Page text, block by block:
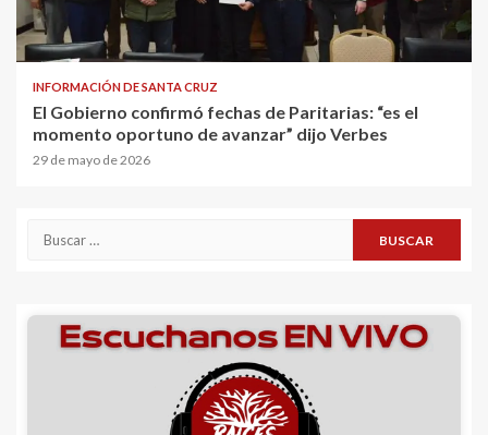
INFORMACIÓN DE SANTA CRUZ
El Gobierno confirmó fechas de Paritarias: “es el
momento oportuno de avanzar” dijo Verbes
29 de mayo de 2026
Buscar: